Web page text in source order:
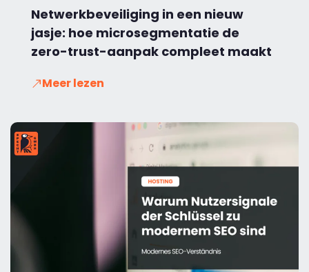
Netwerkbeveiliging in een nieuw
jasje: hoe microsegmentatie de
zero-trust-aanpak compleet maakt
Meer lezen